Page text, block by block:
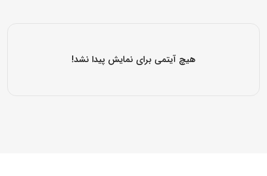
هیچ آیتمی برای نمایش پیدا نشد!